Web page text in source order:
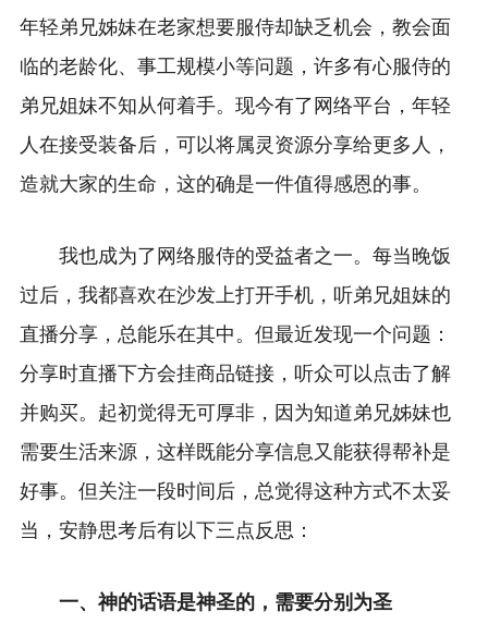
年轻弟兄姊妹在老家想要服侍却缺乏机会，教会面
临的老龄化、事工规模小等问题，许多有心服侍的
弟兄姐妹不知从何着手。现今有了网络平台，年轻
人在接受装备后，可以将属灵资源分享给更多人，
造就大家的生命，这的确是一件值得感恩的事。
我也成为了网络服侍的受益者之一。每当晚饭
过后，我都喜欢在沙发上打开手机，听弟兄姐妹的
直播分享，总能乐在其中。但最近发现一个问题：
分享时直播下方会挂商品链接，听众可以点击了解
并购买。起初觉得无可厚非，因为知道弟兄姊妹也
需要生活来源，这样既能分享信息又能获得帮补是
好事。但关注一段时间后，总觉得这种方式不太妥
当，安静思考后有以下三点反思：
一、神的话语是神圣的，需要分别为圣